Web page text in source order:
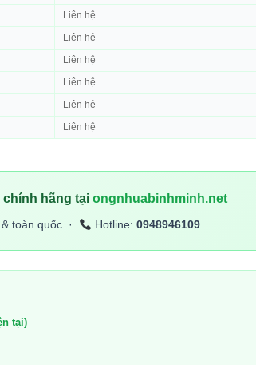
Liên hệ
Liên hệ
Liên hệ
Liên hệ
Liên hệ
Liên hệ
chính hãng tạiongnhuabinhminh.net
toàn quốc · Hotline: 0948946109
tại)